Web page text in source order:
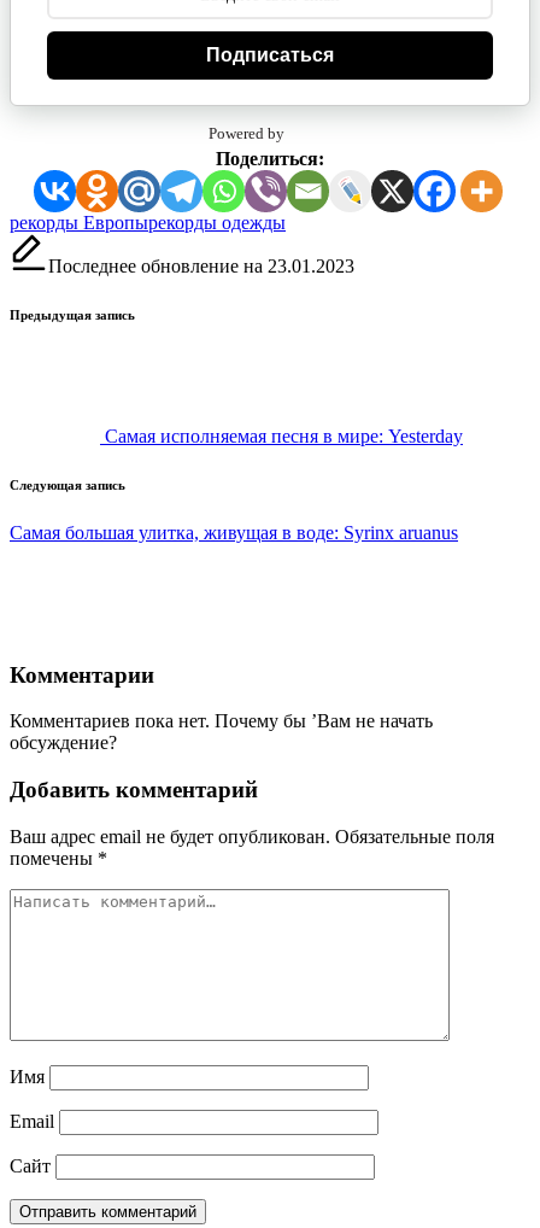
Подписаться
Powered by
Поделиться:
Метки:
рекорды Европырекорды одежды
Последнее обновление на 23.01.2023
Навигация
Предыдущая запись
Самая исполняемая песня в мире: Yesterday
Следующая запись
Самая большая улитка, живущая в воде: Syrinx aruanus
Комментарии
Комментариев пока нет. Почему бы ’Вам не начать
обсуждение?
Добавить комментарий
Ваш адрес email не будет опубликован. Обязательные поля
помечены *
Имя
Email
Сайт